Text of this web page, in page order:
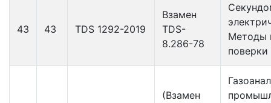
43 43 TDS 1292-2019
Взамен
TDS-
8.286-78
Методы
поверки
(Взамен